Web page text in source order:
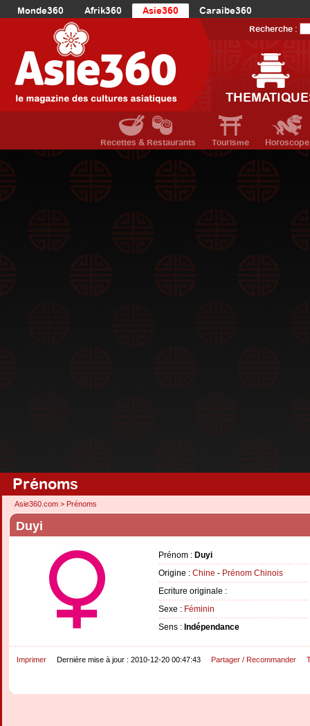
Monde360 Afrik360 Asie360
Caraibe360
Europe360
AmériqueDuNord360
Océanie360
Recherche :
Recettes & Restaurants Tourisme Horoscope
Prénoms
Asie360.com > Prénoms
Duyi
Prénom : Duyi
Origine : Chine - Prénom Chinois
Ecriture originale :
Sexe : Féminin
Sens : Indépendance
Imprimer Dernière mise à jour : 2010-12-20 00:47:43 Partager / Recommander